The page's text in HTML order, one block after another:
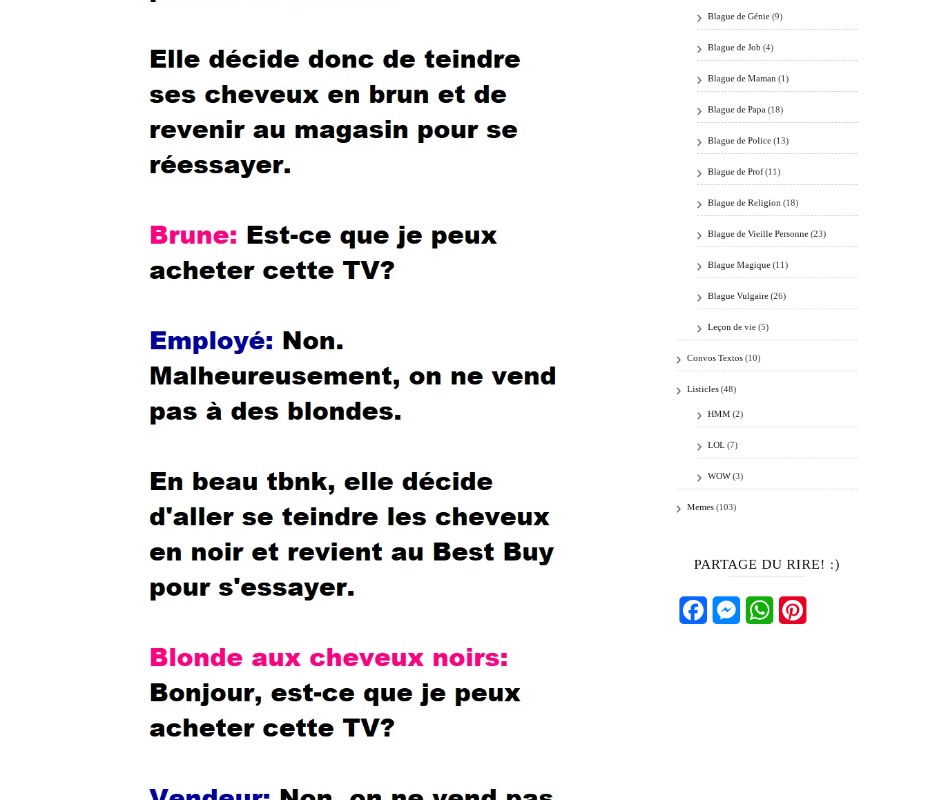
Blague de Génie(9)
Blague de Job (4)
Blague de Maman(1)
Blague de Papa(18)
Blague de Police(13)
Blague de Prof(11)
Blague de Religion(18)
Blague de Vieille Personne(23)
Blague Magique(11)
Blague Vulgaire(26)
Leçon de vie(5)
Convos Textos(10)
Listicles(48)
HMM (2)
LOL(7)
WOW(3)
Memes(103)
PARTAGE DU RIRE! :)
FacebookMessengerWhatsApp